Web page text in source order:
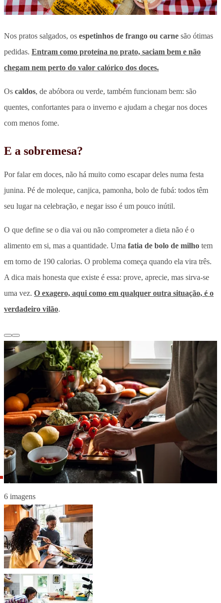
Nos pratos salgados, os espetinhos de frango ou carne são ótimas
pedidas. Entram como proteína no prato, saciam bem e não
chegam nem perto do valor calórico dos doces.
Os caldos, de abóbora ou verde, também funcionam bem: são
quentes, confortantes para o inverno e ajudam a chegar nos doces
com menos fome.
E a sobremesa?
Por falar em doces, não há muito como escapar deles numa festa
junina. Pé de moleque, canjica, pamonha, bolo de fubá: todos têm
seu lugar na celebração, e negar isso é um pouco inútil.
O que define se o dia vai ou não comprometer a dieta não é o
alimento em si, mas a quantidade. Uma fatia de bolo de milho tem
em torno de 190 calorias. O problema começa quando ela vira três.
A dica mais honesta que existe é essa: prove, aprecie, mas sirva-se
uma vez. O exagero, aqui como em qualquer outra situação, é o
verdadeiro vilão.
6 imagens